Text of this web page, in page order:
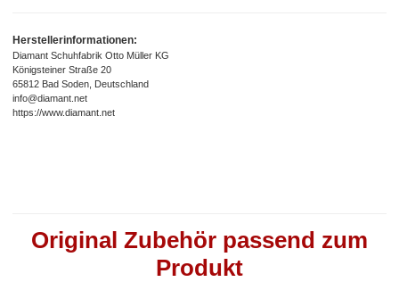
Herstellerinformationen:
Diamant Schuhfabrik Otto Müller KG
Königsteiner Straße 20
65812 Bad Soden, Deutschland
info@diamant.net
https://www.diamant.net
Original Zubehör passend zum
Produkt